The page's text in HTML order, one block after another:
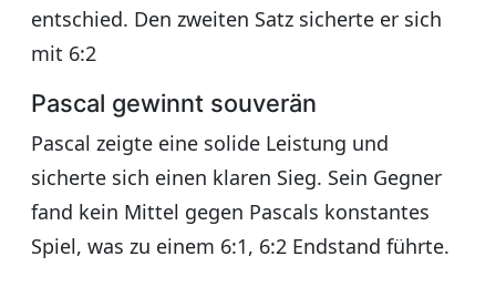
entschied. Den zweiten Satz sicherte er sich
mit 6:2
Pascal gewinnt souverän
Pascal zeigte eine solide Leistung und
sicherte sich einen klaren Sieg. Sein Gegner
fand kein Mittel gegen Pascals konstantes
Spiel, was zu einem 6:1, 6:2 Endstand führte.